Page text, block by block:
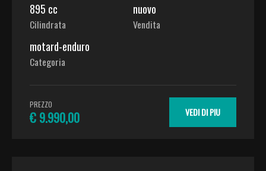
895 cc
Cilindrata
nuovo
Vendita
motard-enduro
Categoria
PREZZO
€ 9.990,00 VEDI DI PIU